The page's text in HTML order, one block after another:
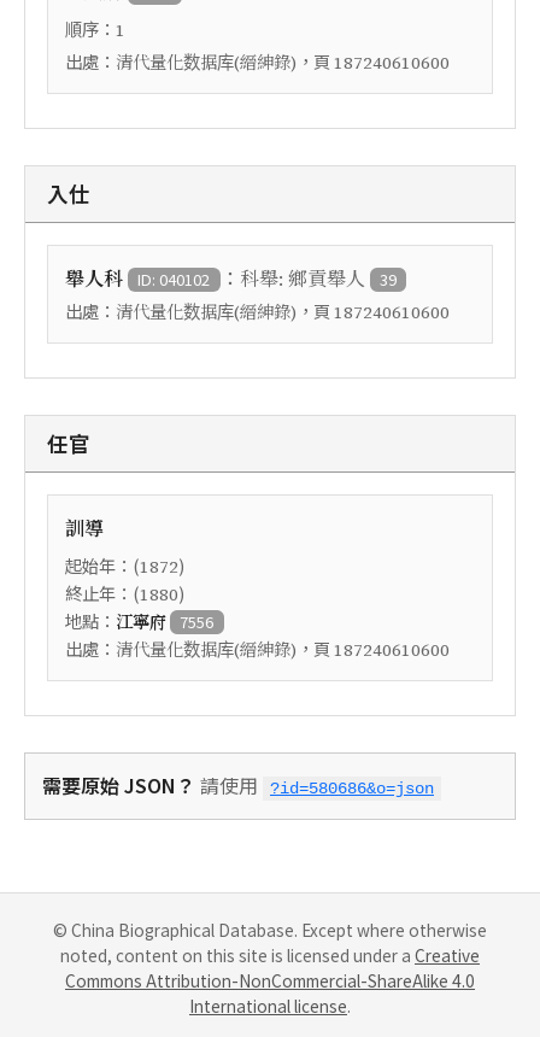
順序： 1
出處： 清代量化数据库(縉紳錄) ，頁 187240610600
入仕
舉人科 ID: 040102 ： 科舉: 鄉貢舉人 39
出處： 清代量化数据库(縉紳錄) ，頁 187240610600
任官
訓導
起始年：(1872)
終止年：(1880)
地點： 江寧府 7556
出處： 清代量化数据库(縉紳錄) ，頁 187240610600
需要原始 JSON？ 請使用 ?id=580686&o=json
© China Biographical Database. Except where otherwise
noted, content on this site is licensed under a Creative
Commons Attribution-NonCommercial-ShareAlike 4.0
International license.